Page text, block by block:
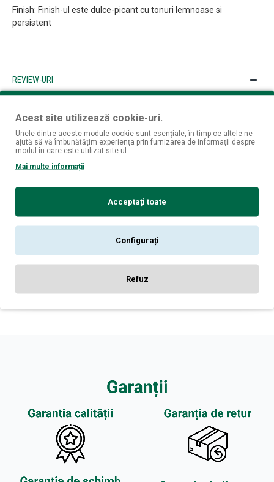
Finish: Finish-ul este dulce-picant cu tonuri lemnoase si
persistent
REVIEW-URI
SPUNE-ŢI OPINIA
Numele tău:
Opinia ta:
Notă:Codul HTML este citit ca şi text!
Rău
CONTINUĂ
Acest site utilizează cookie-uri.
Unele dintre aceste module cookie sunt esențiale, în timp ce altele ne
ajută să vă îmbunătățim experiența prin furnizarea de informații despre
modul în care este utilizat site-ul.
Mai multe informații
Acceptați toate
Configurați
Refuz